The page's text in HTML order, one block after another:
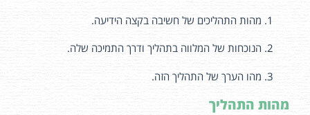
מהות התהליכים של חשיבה בקצה הידיעה.
הנוכחות של המלווה בתהליך ודרך התמיכה שלה.
מהו הערך של התהליך הזה.
מהות התהליך